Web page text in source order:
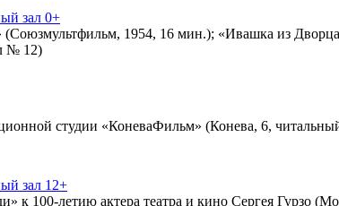
зал 0+
1954, 16 мин.); «Ивашка из
№ 12)
студии «КоневаФильм» (Конева, 6,
зал 12+
к 100-летию актера театра и кино Сергея Гурзо